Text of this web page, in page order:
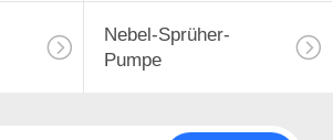
Nebel-Sprüher-
Pumpe